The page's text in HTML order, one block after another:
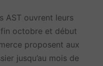
AST ouvrent leurs
fin octobre et début
proposent aux
jusqu’au mois de